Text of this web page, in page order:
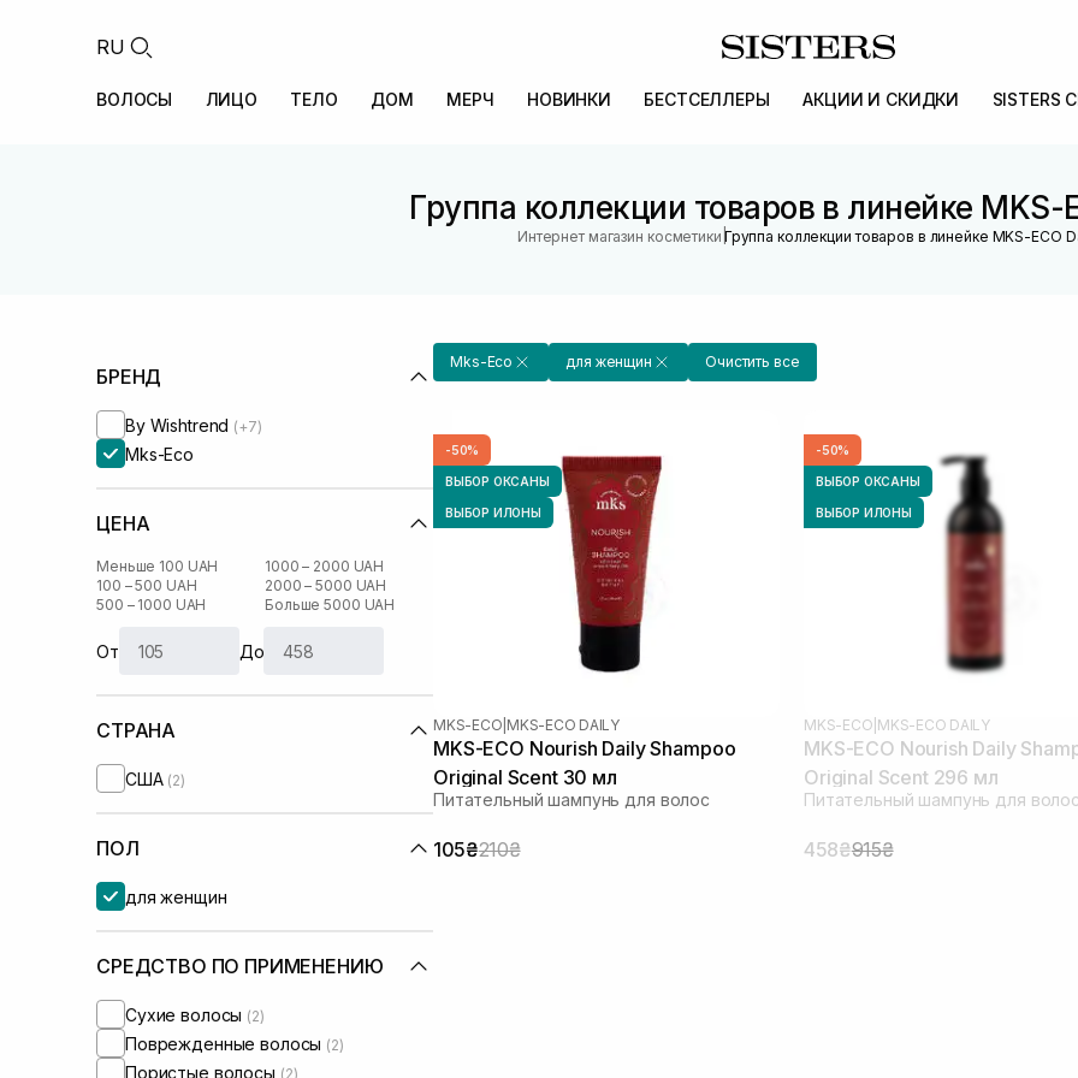
RU
ВОЛОСЫ ЛИЦО ТЕЛО ДОМ МЕРЧ НОВИНКИ БЕСТСЕЛЛЕРЫ АКЦИИ И СКИДКИ SISTERS
Группа коллекции товаров в линейке MKS-
Интернет магазин косметики |Группа коллекции товаров в линейке MKS-ECO
БРЕНД
By Wishtrend (+7)
Mks-Eco
ЦЕНА
Меньше 100 UAH
100 – 500 UAH
500 – 1000 UAH
1000 – 2000 UAH
2000 – 5000 UAH
Больше 5000 UAH
От До
СТРАНА
США (2)
ПОЛ
для женщин
СРЕДСТВО ПО ПРИМЕНЕНИЮ
Сухие волосы (2)
Поврежденные волосы (2)
Пористые волосы (2)
Mks-Eco для женщин Очистить все
-50%
ВЫБОР ОКСАНЫ
ВЫБОР ИЛОНЫ
MKS-ECO MKS-ECO DAILY
MKS-ECO Nourish Daily Shampoo
Original Scent 30 мл
Питательный шампунь для волос
105₴210₴
-50%
ВЫБОР ОКСАНЫ
ВЫБОР ИЛОНЫ
MKS-ECO MKS-ECO DAILY
MKS-ECO Nourish Daily
Original Scent 296 мл
Питательный шампунь для волос
458₴915₴